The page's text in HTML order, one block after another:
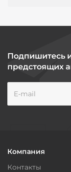
Подпишитесь
предстоящих
Компания
Контакты